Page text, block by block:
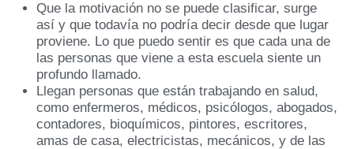
Que la motivación no se puede clasificar, surge
así y que todavía no podría decir desde que lugar
proviene. Lo que puedo sentir es que cada una de
las personas que viene a esta escuela siente un
profundo llamado.
Llegan personas que están trabajando en salud,
como enfermeros, médicos, psicólogos, abogados,
contadores, bioquímicos, pintores, escritores,
amas de casa, electricistas, mecánicos, y de las